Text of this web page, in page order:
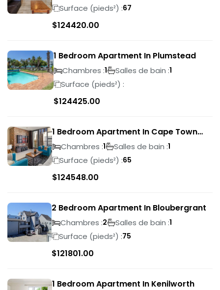
Surface (pieds²) :67
$124420.00
1 Bedroom Apartment In Plumstead
Chambres :1 Salles de bain :1
Surface (pieds²) :
$124425.00
1 Bedroom Apartment In Cape Town
City Centre
Chambres :1 Salles de bain :1
Surface (pieds²) :65
$124548.00
2 Bedroom Apartment In Bloubergrant
Chambres :2 Salles de bain :1
Surface (pieds²) :75
$121801.00
1 Bedroom Apartment In Kenilworth